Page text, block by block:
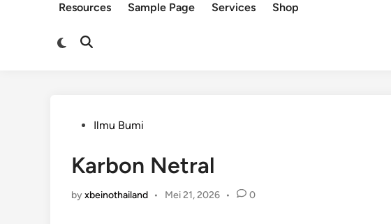
Resources Sample Page Services Shop
Switch
Open
PostedIlmu Bumi
Karbon Netral
byxbeinothailand • Mei 21, 2026 • 0